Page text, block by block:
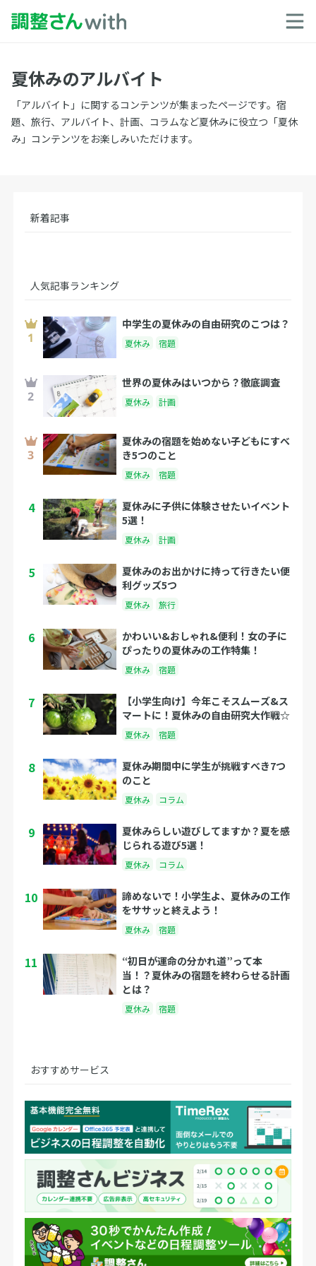
夏休みのアルバイト
「アルバイト」に関するコンテンツが集まったページです。宿
題、旅行、アルバイト、計画、コラムなど夏休みに役立つ「夏休
み」コンテンツをお楽しみいただけます。
新着記事
人気記事ランキング
中学生の夏休みの自由研究のこつは？
夏休み 宿題
世界の夏休みはいつから？徹底調査
夏休み 計画
夏休みの宿題を始めない子どもにすべ
き5つのこと
夏休み 宿題
4
夏休みに子供に体験させたいイベント
5選！
夏休み 計画
5
夏休みのお出かけに持って行きたい便
利グッズ5つ
夏休み 旅行
6
かわいい&おしゃれ&便利！女の子に
ぴったりの夏休みの工作特集！
夏休み 宿題
7
【小学生向け】今年こそスムーズ&ス
マートに！夏休みの自由研究大作戦☆
夏休み 宿題
8
夏休み期間中に学生が挑戦すべき7つ
のこと
夏休み コラム
9
夏休みらしい遊びしてますか？夏を感
じられる遊び5選！
夏休み コラム
10
諦めないで！小学生よ、夏休みの工作
をササッと終えよう！
夏休み 宿題
11
“初日が運命の分かれ道”って本
当！？夏休みの宿題を終わらせる計画
とは？
夏休み 宿題
おすすめサービス